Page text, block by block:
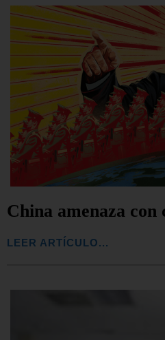
China amenaza
LEER ARTÍCULO...